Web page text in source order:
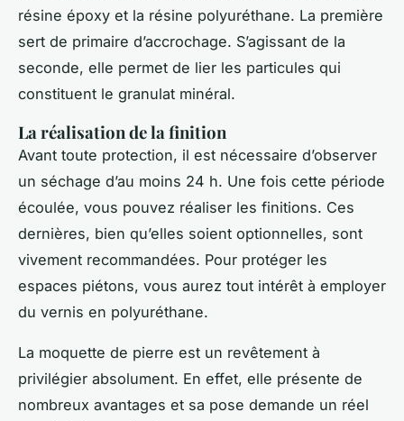
résine époxy et la résine polyuréthane. La première
sert de primaire d’accrochage. S’agissant de la
seconde, elle permet de lier les particules qui
constituent le granulat minéral.
La réalisation de la finition
Avant toute protection, il est nécessaire d’observer
un séchage d’au moins 24 h. Une fois cette période
écoulée, vous pouvez réaliser les finitions. Ces
dernières, bien qu’elles soient optionnelles, sont
vivement recommandées. Pour protéger les
espaces piétons, vous aurez tout intérêt à employer
du vernis en polyuréthane.
La moquette de pierre est un revêtement à
privilégier absolument. En effet, elle présente de
nombreux avantages et sa pose demande un réel